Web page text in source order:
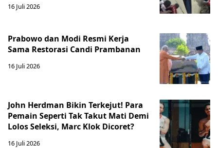
16 Juli 2026
Prabowo dan Modi Resmi Kerja
Sama Restorasi Candi Prambanan
16 Juli 2026
John Herdman Bikin Terkejut! Para
Pemain Seperti Tak Takut Mati Demi
Lolos Seleksi, Marc Klok Dicoret?
16 Juli 2026